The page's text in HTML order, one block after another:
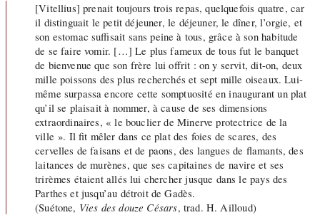
[Vitellius] prenait toujours trois repas, quelquefois quatre, car
il distinguait le petit déjeuner, le déjeuner, le dîner, l’orgie, et
son estomac suffisait sans peine à tous, grâce à son habitude
de se faire vomir. […] Le plus fameux de tous fut le banquet
de bienvenue que son frère lui offrit : on y servit, dit-on, deux
mille poissons des plus recherchés et sept mille oiseaux. Lui-
même surpassa encore cette somptuosité en inaugurant un plat
qu’il se plaisait à nommer, à cause de ses dimensions
extraordinaires, « le bouclier de Minerve protectrice de la
ville ». Il fit mêler dans ce plat des foies de scares, des
cervelles de faisans et de paons, des langues de flamants, des
laitances de murènes, que ses capitaines de navire et ses
trirèmes étaient allés lui chercher jusque dans le pays des
Parthes et jusqu’au détroit de Gadès.
(Suétone, Vies des douze Césars, trad. H. Ailloud)